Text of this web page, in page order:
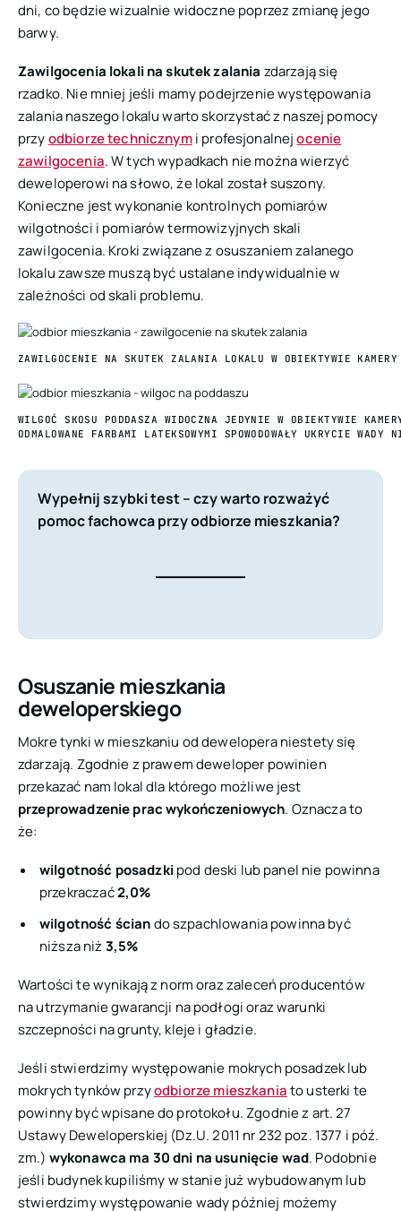
dni, co będzie wizualnie widoczne poprzez zmianę jego
barwy.
Zawilgocenia lokali na skutek zalania zdarzają się
rzadko. Nie mniej jeśli mamy podejrzenie występowania
zalania naszego lokalu warto skorzystać z naszej pomocy
przyodbiorze technicznymi profesjonalnejocenie
zawilgocenia. W tych wypadkach nie można wierzyć
deweloperowi na słowo, że lokal został suszony.
Konieczne jest wykonanie kontrolnych pomiarów
wilgotności i pomiarów termowizyjnych skali
zawilgocenia. Kroki związane z osuszaniem zalanego
lokalu zawsze muszą być ustalane indywidualnie w
zależności od skali problemu.
ZAWILGOCENIE NA SKUTEK ZALANIA LOKALU W OBIEKTYWIE
WILGOĆ SKOSU PODDASZA WIDOCZNA JEDYNIE W OBIEKTYWIE
ODMALOWANE FARBAMI LATEKSOWYMI SPOWODOWAŁY UKRYCIE
Wypełnij szybki test – czy warto rozważyć
pomoc fachowca przy odbiorze mieszkania?
Osuszanie mieszkania
deweloperskiego
Mokre tynki w mieszkaniu od dewelopera niestety się
zdarzają. Zgodnie z prawem deweloper powinien
przekazać nam lokal dla którego możliwe jest
przeprowadzenie prac wykończeniowych. Oznacza to
że:
wilgotność posadzkipod deski lub panel nie powinna
przekraczać2,0%
wilgotność ściando szpachlowania powinna być
niższa niż3,5%
Wartości te wynikają z norm oraz zaleceń producentów
na utrzymanie gwarancji na podłogi oraz warunki
szczepności na grunty, kleje i gładzie.
Jeśli stwierdzimy występowanie mokrych posadzek lub
mokrych tynków przyodbiorze mieszkaniato usterki te
powinny być wpisane do protokołu. Zgodnie z art. 27
Ustawy Deweloperskiej (Dz.U. 2011 nr 232 poz. 1377 i póź.
zm.) wykonawca ma 30 dni na usunięcie wad. Podobnie
jeśli budynek kupiliśmy w stanie już wybudowanym lub
stwierdzimy występowanie wady później możemy